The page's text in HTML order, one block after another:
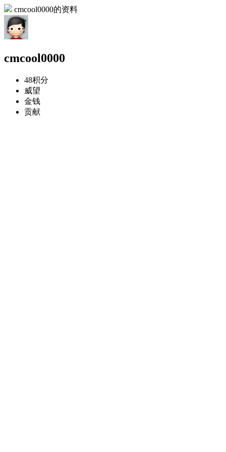
cmcool0000的资料
cmcool0000
48积分
威望
金钱
贡献